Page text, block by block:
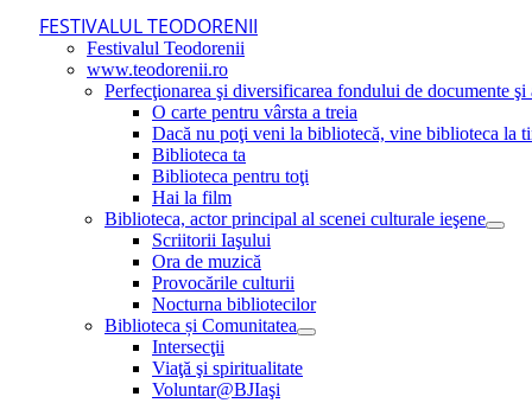
FESTIVALUL TEODORENII
Festivalul Teodorenii
www.teodorenii.ro
Perfecţionarea şi diversificarea fondului de documente
O carte pentru vârsta a treia
Dacă nu poţi veni la bibliotecă, vine biblioteca la
Biblioteca ta
Biblioteca pentru toţi
Hai la film
Biblioteca, actor principal al scenei culturale ieşene
Scriitorii Iaşului
Ora de muzică
Provocările culturii
Nocturna bibliotecilor
Biblioteca și Comunitatea
Intersecţii
Viaţă şi spiritualitate
Voluntar@BJIaşi